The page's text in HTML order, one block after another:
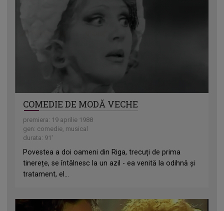
COMEDIE DE MODĂ VECHE
premiera: 19 aprilie 1988
gen: comedie, musical
durata: 91'
Povestea a doi oameni din Riga, trecuți de prima
tinerețe, se întâlnesc la un azil - ea venită la odihnă și
tratament, el...